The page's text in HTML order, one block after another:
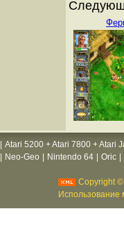
Atari 5200 + Atari 7800 + Atari
Neo-Geo Nintendo 64 Oric
Copyright
Использование